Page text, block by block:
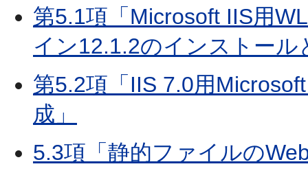
第5.1項「Microsoft IIS用
イン12.1.2のインストール
第5.2項「IIS 7.0用
成」
5.3項「静的ファイルの